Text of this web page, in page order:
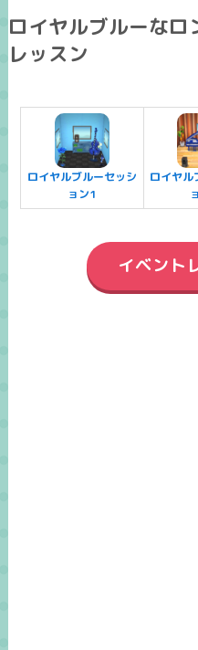
ロイヤルブルーな
レッスン
ロイヤルブルーセッシ
ョン1
ロイヤル
イベント